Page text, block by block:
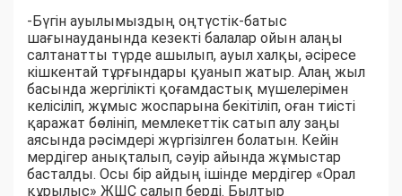
-Бүгін ауылымыздың оңтүстік-батыс
шағынауданында кезекті балалар ойын алаңы
салтанатты түрде ашылып, ауыл халқы, әсіресе
кішкентай тұрғындары қуанып жатыр. Алаң жыл
басында жергілікті қоғамдастық мүшелерімен
келісіліп, жұмыс жоспарына бекітіліп, оған тиісті
қаражат бөлініп, мемлекеттік сатып алу заңы
аясында рәсімдері жүргізілген болатын. Кейін
мердігер анықталып, сәуір айында жұмыстар
басталды. Осы бір айдың ішінде мердігер «Орал
құрылыс» ЖШС салып берді. Былтыр